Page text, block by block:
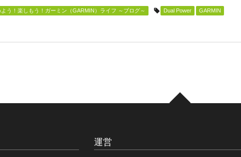
う！楽しもう！ガーミン（GARMIN）ライフ ～ブログ～ Dual Power
GARMIN
運営